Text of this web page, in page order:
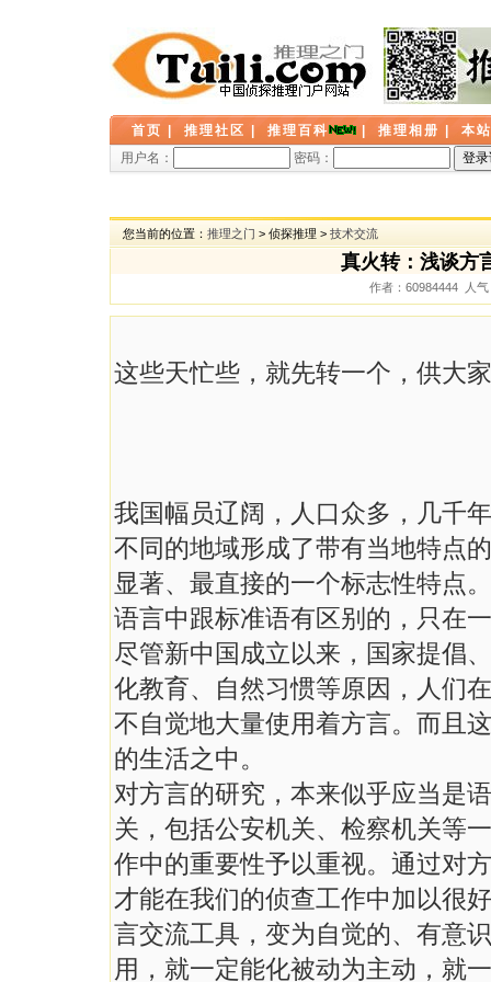
首页 推理社区 推理百科 推理相册
本
用户名：
密码：
您当前的位置： 推理之门 > 侦探推理 > 技术交流
真火转：浅谈方
作者：60984444 人
这些天忙些，就先转一个，供大
我国幅员辽阔，人口众多，几千
不同的地域形成了带有当地特点
显著、最直接的一个标志性特点
语言中跟标准语有区别的，只在
尽管新中国成立以来，国家提倡
化教育、自然习惯等原因，人们
不自觉地大量使用着方言。而且
的生活之中。
对方言的研究，本来似乎应当是
关，包括公安机关、检察机关等
作中的重要性予以重视。通过对
才能在我们的侦查工作中加以很
言交流工具，变为自觉的、有意
用，就一定能化被动为主动，就